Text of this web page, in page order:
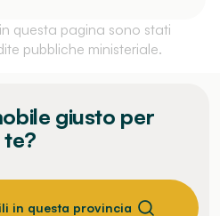
questa pagina sono stati
pubbliche ministeriale.
giusto per
te?
in questa provincia